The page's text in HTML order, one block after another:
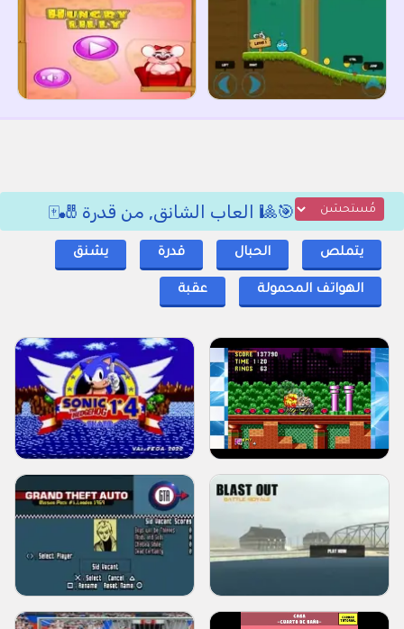
🎯🎱 العاب الشانق, من قدرة 🎳🀄
يتملص الحبال قدرة يشنق
الهواتف المحمولة عقبة